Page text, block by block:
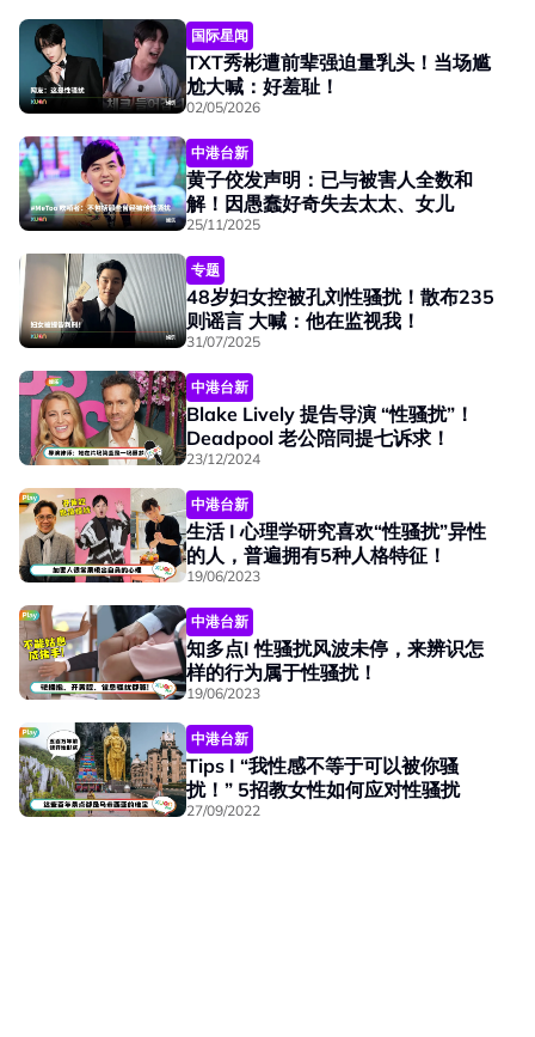
国际星闻
TXT秀彬遭前辈强迫量乳头！当场尴
尬大喊：好羞耻！
02/05/2026
中港台新
黄子佼发声明：已与被害人全数和
解！因愚蠢好奇失去太太、女儿
25/11/2025
专题
48岁妇女控被孔刘性骚扰！散布235
则谣言 大喊：他在监视我！
31/07/2025
中港台新
Blake Lively 提告导演 “性骚扰”！
Deadpool 老公陪同提七诉求！
23/12/2024
中港台新
生活 I 心理学研究喜欢“性骚扰”异性
的人，普遍拥有5种人格特征！
19/06/2023
中港台新
知多点I 性骚扰风波未停，来辨识怎
样的行为属于性骚扰！
19/06/2023
中港台新
Tips I “我性感不等于可以被你骚
扰！” 5招教女性如何应对性骚扰
27/09/2022